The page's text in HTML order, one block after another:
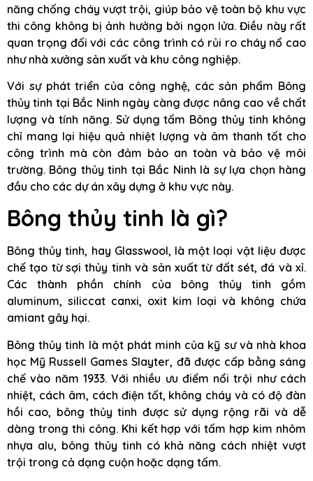
năng chống cháy vượt trội, giúp bảo vệ toàn bộ khu vực
thi công không bị ảnh hưởng bởi ngọn lửa. Điều này rất
quan trọng đối với các công trình có rủi ro cháy nổ cao
như nhà xưởng sản xuất và khu công nghiệp.
Với sự phát triển của công nghệ, các sản phẩm Bông
thủy tinh tại Bắc Ninh ngày càng được nâng cao về chất
lượng và tính năng. Sử dụng tấm Bông thủy tinh không
chỉ mang lại hiệu quả nhiệt lượng và âm thanh tốt cho
công trình mà còn đảm bảo an toàn và bảo vệ môi
trường. Bông thủy tinh tại Bắc Ninh là sự lựa chọn hàng
đầu cho các dự án xây dựng ở khu vực này.
Bông thủy tinh là gì?
Bông thủy tinh, hay Glasswool, là một loại vật liệu được
chế tạo từ sợi thủy tinh và sản xuất từ đất sét, đá và xỉ.
Các thành phần chính của bông thủy tinh gồm
aluminum, siliccat canxi, oxit kim loại và không chứa
amiant gây hại.
Bông thủy tinh là một phát minh của kỹ sư và nhà khoa
học Mỹ Russell Games Slayter, đã được cấp bằng sáng
chế vào năm 1933. Với nhiều ưu điểm nổi trội như cách
nhiệt, cách âm, cách điện tốt, không cháy và có độ đàn
hồi cao, bông thủy tinh được sử dụng rộng rãi và dễ
dàng trong thi công. Khi kết hợp với tấm hợp kim nhôm
nhựa alu, bông thủy tinh có khả năng cách nhiệt vượt
trội trong cả dạng cuộn hoặc dạng tấm.